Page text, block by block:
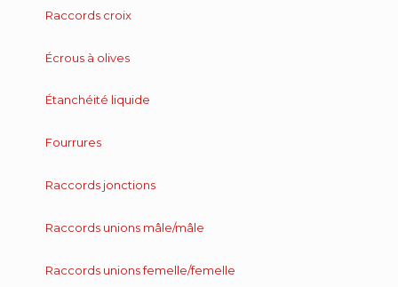
Raccords croix
Écrous à olives
Étanchéité liquide
Fourrures
Raccords jonctions
Raccords unions mâle/mâle
Raccords unions femelle/femelle